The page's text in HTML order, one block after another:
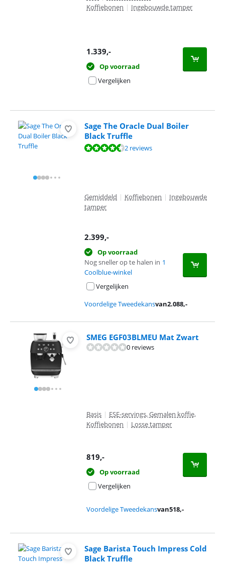
Koffiebonen | Ingebouwde tamper
1.339,-
Op voorraad
Vergelijken
Sage The Oracle Dual Boiler
Black Truffle
Beoordeling is 9,2 van de 10, gebaseerd op 2 reviews.
2 reviews
Gemiddeld | Koffiebonen | Ingebouwde
tamper
2.399,-
Op voorraad
Nog sneller op te halen in 1
Coolblue-winkel
Vergelijken
Voordelige Tweedekansvan2.088,-
SMEG EGF03BLMEU Mat Zwart
0 reviews
Basis | ESE-servings, Gemalen koffie,
Koffiebonen | Losse tamper
819,-
Op voorraad
Vergelijken
Voordelige Tweedekansvan518,-
Sage Barista Touch Impress Cold
Black Truffle